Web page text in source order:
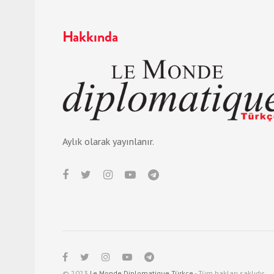
Hakkında
Aylık olarak yayınlanır.